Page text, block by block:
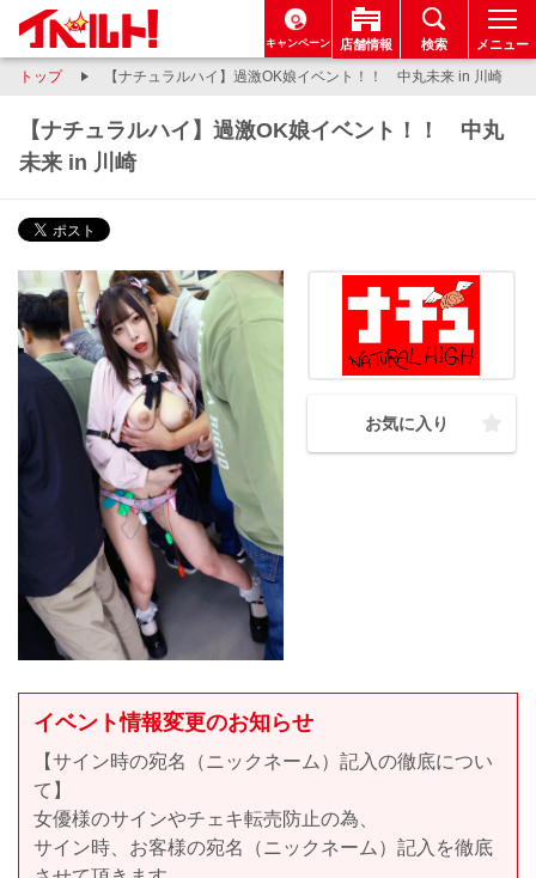
キャンペーン 店舗情報 検索 メニュー
トップ 【ナチュラルハイ】過激OK娘イベント！！ 中丸未来 in 川崎
【ナチュラルハイ】過激OK娘イベント！！ 中丸
未来 in 川崎
お気に入り
イベント情報変更のお知らせ
【サイン時の宛名（ニックネーム）記入の徹底につい
て】
女優様のサインやチェキ転売防止の為、
サイン時、お客様の宛名（ニックネーム）記入を徹底